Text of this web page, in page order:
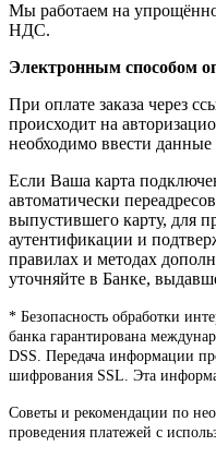
Мы работаем на
НДС.
Электронным способом
При оплате заказа через
происходит на
необходимо ввести
Если Ваша карта
автоматически
выпустившего карту, для
аутентификации и
правилах и методах
уточняйте в Банке,
* Безопасность обработки
банка гарантирована
DSS. Передача информации
шифрования SSL. Эта
Советы и рекомендации по
проведения платежей с